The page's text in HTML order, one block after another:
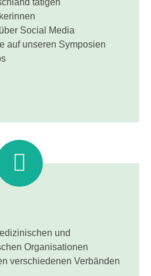
tätigen
Social Media
auf unseren Symposien
und
Organisationen
verschiedenen Verbänden